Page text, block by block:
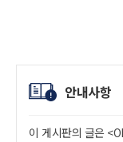
안내사항
이 게시판의 글은